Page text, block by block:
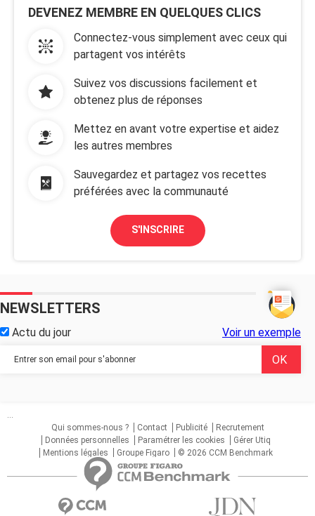
DEVENEZ MEMBRE EN QUELQUES CLICS
Connectez-vous simplement avec ceux qui
partagent vos intérêts
Suivez vos discussions facilement et
obtenez plus de réponses
Mettez en avant votre expertise et aidez
les autres membres
Sauvegardez et partagez vos recettes
préférées avec la communauté
S'INSCRIRE
NEWSLETTERS
Actu du jour Voir un exemple
...
Qui sommes-nous ?
Contact Publicité
Recrutement
Données personnelles
Paramétrer les cookies
Gérer Utiq
Mentions légales
Groupe Figaro © 2026 CCM Benchmark